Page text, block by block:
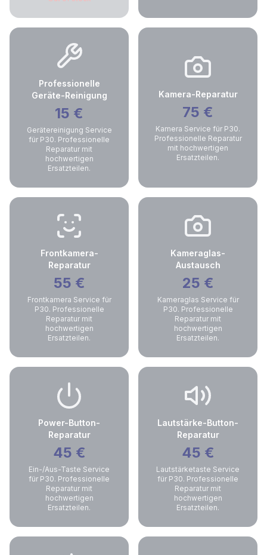
Professionelle
Geräte-Reinigung
15 €
Gerätereinigung Service
für P30. Professionelle
Reparatur mit
hochwertigen
Ersatzteilen.
Kamera-Reparatur
75 €
Kamera Service für P30.
Professionelle Reparatur
mit hochwertigen
Ersatzteilen.
Frontkamera-
Reparatur
55 €
Frontkamera Service für
P30. Professionelle
Reparatur mit
hochwertigen
Ersatzteilen.
Kameraglas-
Austausch
25 €
Kameraglas Service für
P30. Professionelle
Reparatur mit
hochwertigen
Ersatzteilen.
Power-Button-
Reparatur
45 €
Ein-/Aus-Taste Service
für P30. Professionelle
Reparatur mit
hochwertigen
Ersatzteilen.
Lautstärke-Button-
Reparatur
45 €
Lautstärketaste Service
für P30. Professionelle
Reparatur mit
hochwertigen
Ersatzteilen.